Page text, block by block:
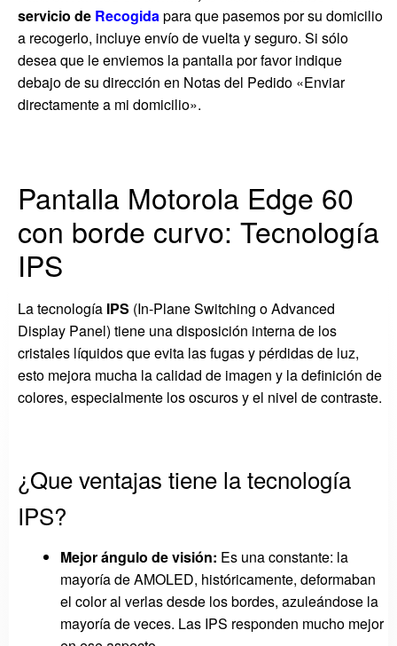
servicio de Recogidapara que pasemos por su domicilio
a recogerlo, incluye envío de vuelta y seguro. Si sólo
desea que le enviemos la pantalla por favor indique
debajo de su dirección en Notas del Pedido «Enviar
directamente a mi domicilio».
Pantalla Motorola Edge 60
con borde curvo: Tecnología
IPS
La tecnología IPS (In-Plane Switching o Advanced
Display Panel) tiene una disposición interna de los
cristales líquidos que evita las fugas y pérdidas de luz,
esto mejora mucha la calidad de imagen y la definición de
colores, especialmente los oscuros y el nivel de contraste.
¿Que ventajas tiene la tecnología
IPS?
Mejor ángulo de visión: Es una constante: la
mayoría de AMOLED, históricamente, deformaban
el color al verlas desde los bordes, azuleándose la
mayoría de veces. Las IPS responden mucho mejor